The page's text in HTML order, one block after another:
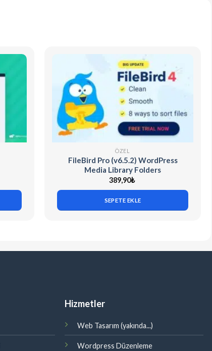
ÖZEL
FileBird Pro (v6.5.2) WordPress
Media Library Folders
389,90₺
SEPETE EKLE
Hizmetler
Web Tasarım (yakında...)
Wordpress Düzenleme